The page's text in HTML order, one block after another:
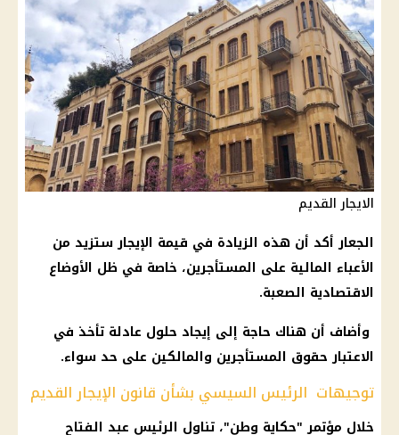
الايجار القديم
الجعار أكد أن هذه الزيادة في قيمة الإيجار ستزيد من
الأعباء المالية على المستأجرين، خاصة في ظل الأوضاع
الاقتصادية الصعبة.
وأضاف أن هناك حاجة إلى إيجاد حلول عادلة تأخذ في
الاعتبار حقوق المستأجرين والمالكين على حد سواء.
توجيهات الرئيس السيسي بشأن قانون الإيجار القديم
خلال مؤتمر "حكاية وطن"، تناول الرئيس عبد الفتاح